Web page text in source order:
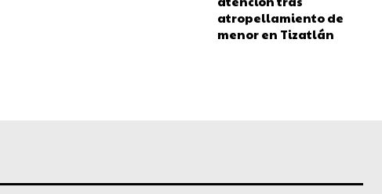
atropellamiento de
menor en Tizatlán